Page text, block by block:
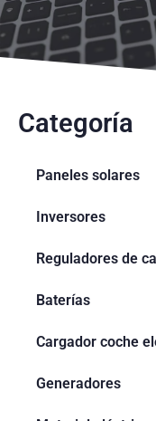
Categoría
Paneles solares
Inversores
Reguladores de
Baterías
Cargador coche
Generadores